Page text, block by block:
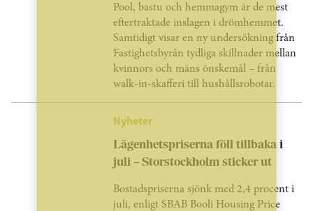
Pool, bastu och hemmagym är de mest
eftertraktade inslagen i drömhemmet.
Samtidigt visar en ny undersökning från
Fastighetsbyrån tydliga skillnader mellan
kvinnors och mäns önskemål – från
walk-in-skafferi till hushållsrobotar.
Nyheter
Lägenhetspriserna föll tillbaka i
juli – Storstockholm sticker ut
Bostadspriserna sjönk med 2,4 procent i
juli, enligt SBAB Booli Housing Price